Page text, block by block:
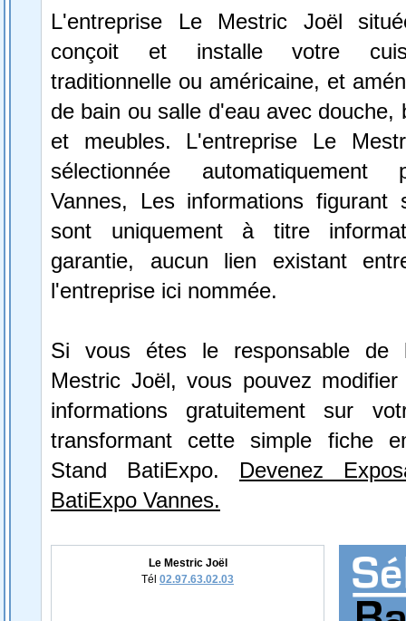
L'entreprise Le Mestric Joël
conçoit et installe votre
traditionnelle ou américaine, et
de bain ou salle d'eau avec douche,
et meubles. L'entreprise Le
sélectionnée automatiquement
Vannes, Les informations figurant
sont uniquement à titre
garantie, aucun lien existant
l'entreprise ici nommée.
Si vous étes le responsable de
Mestric Joël, vous pouvez
informations gratuitement sur
transformant cette simple fiche
Stand BatiExpo. Devenez
BatiExpo Vannes.
Le Mestric Joël
Tél 02.97.63.02.03